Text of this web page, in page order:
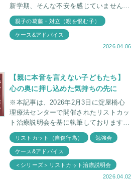
新学期、そんな不安を感じていません
か。 環境が変わるこの時期、子どもは
外で誰にも気づかれないまま、新しい人
間関係
親子の葛藤・対立（親を恨む子）
ケース&アドバイス
2026.04.06
【親に本音を言えない子どもたち】
心の奥に押し込めた気持ちの先に
※本記事は、2026年2月3日に淀屋橋心
理療法センターで開催されたリストカッ
ト治療説明会を基に執筆しております。
リストカットするお子さんの特徴や、彼
らがどんなことを考えているのか、なぜ
本音を言
リストカット（自傷行為） 勉強会
ケース&アドバイス
＜シリーズ＞リストカット治療説明会
2026.04.02